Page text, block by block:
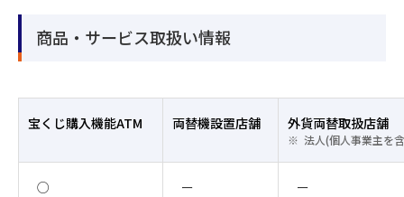
商品・サービス取扱い情報
宝くじ購入機能ATM 両替機設置店舗 外貨両替取扱店舗
法人(個人事業主を
○ ー ー